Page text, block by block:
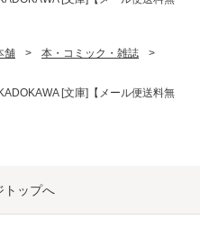
舗 > 本・コミック・雑誌
>
[文庫]【メール便送料無
トップへ